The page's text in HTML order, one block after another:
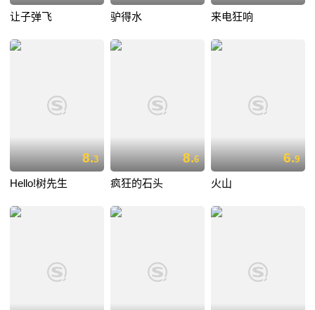
让子弹飞 驴得水 来电狂响
8.3
Hello!树先生
8.6
疯狂的石头
6.9
火山